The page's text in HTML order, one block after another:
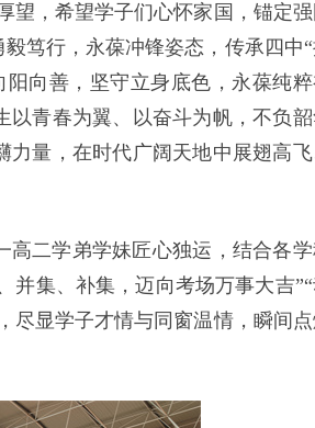
望，希望学子们心怀家国，锚定强
笃行，永葆冲锋姿态，传承四中
向善，坚守立身底色，永葆纯粹
以青春为翼、以奋斗为帆，不负
量，在时代广阔天地中展翅高飞
高二学弟学妹匠心独运，结合各
并集、补集，迈向考场万事大吉
尽显学子才情与同窗温情，瞬间